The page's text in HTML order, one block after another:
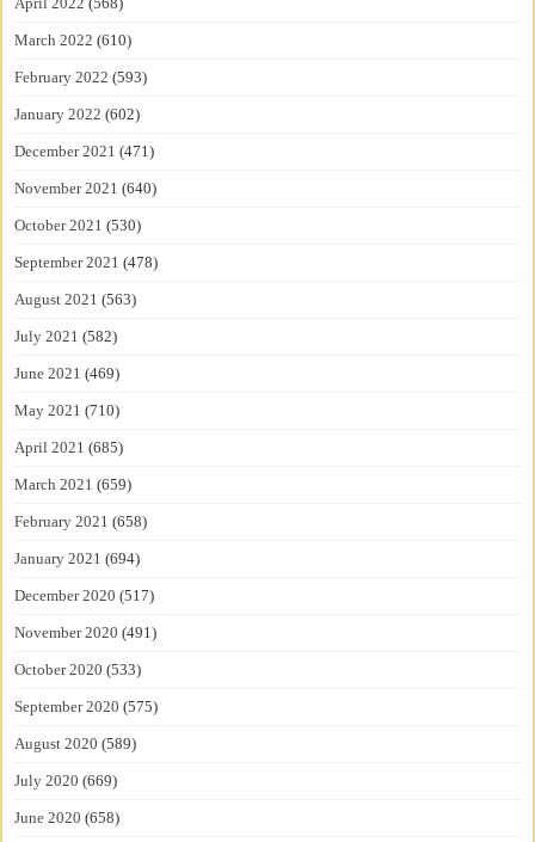
March 2022 (610)
February 2022 (593)
January 2022 (602)
December 2021 (471)
November 2021 (640)
October 2021 (530)
September 2021 (478)
August 2021 (563)
July 2021 (582)
June 2021 (469)
May 2021 (710)
April 2021 (685)
March 2021 (659)
February 2021 (658)
January 2021 (694)
December 2020 (517)
November 2020 (491)
October 2020 (533)
September 2020 (575)
August 2020 (589)
July 2020 (669)
June 2020 (658)